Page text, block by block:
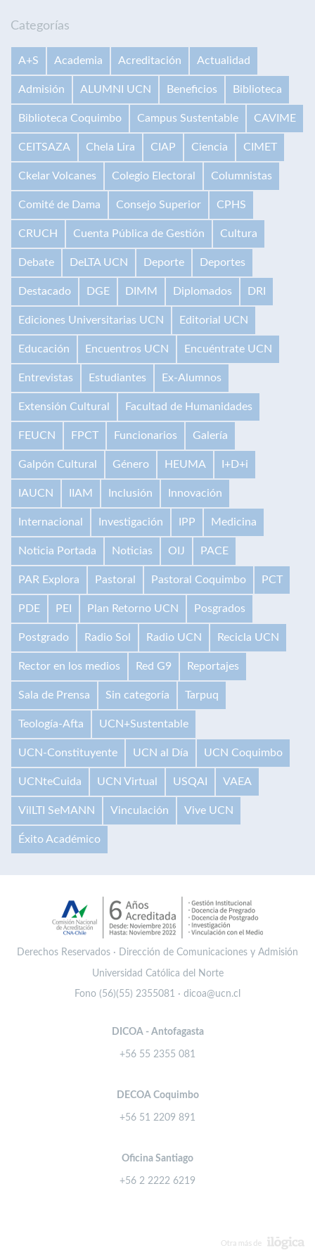
Categorías
A+S Academia Acreditación Actualidad
Admisión ALUMNI UCN Beneficios Biblioteca
Biblioteca Coquimbo Campus Sustentable CAVIME
CEITSAZA Chela Lira CIAP Ciencia CIMET
Ckelar Volcanes Colegio Electoral Columnistas
Comité de Dama Consejo Superior CPHS
CRUCH Cuenta Pública de Gestión Cultura
Debate DeLTA UCN Deporte Deportes
Destacado DGE DIMM Diplomados DRI
Ediciones Universitarias UCN Editorial UCN
Educación Encuentros UCN Encuéntrate UCN
Entrevistas Estudiantes Ex-Alumnos
Extensión Cultural Facultad de Humanidades
FEUCN FPCT Funcionarios Galería
Galpón Cultural Género HEUMA I+D+i
IAUCN IIAM Inclusión Innovación
Internacional Investigación IPP Medicina
Noticia Portada Noticias OIJ PACE
PAR Explora Pastoral Pastoral Coquimbo PCT
PDE PEI Plan Retorno UCN Posgrados
Postgrado Radio Sol Radio UCN Recicla UCN
Rector en los medios Red G9 Reportajes
Sala de Prensa Sin categoría Tarpuq
Teología-Afta UCN+Sustentable
UCN-Constituyente UCN al Día UCN Coquimbo
UCNteCuida UCN Virtual USQAI VAEA
VilLTI SeMANN Vinculación Vive UCN
Éxito Académico
Derechos Reservados · Dirección de Comunicaciones y Admisión
Universidad Católica del Norte
Fono (56)(55) 2355081 · dicoa@ucn.cl
DICOA - Antofagasta
+56 55 2355 081
DECOA Coquimbo
+56 51 2209 891
Oficina Santiago
+56 2 2222 6219